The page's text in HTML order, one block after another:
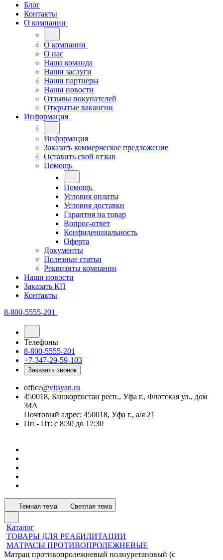
Блог
Контакты
О компании
О компании
О нас
Наша команда
Наши заслуги
Наши партнеры
Наши новости
Отзывы покупателей
Открытые вакансии
Информация
Информация
Заказать коммерческое предложение
Оставить свой отзыв
Помощь
Помощь
Условия оплаты
Условия доставки
Гарантия на товар
Вопрос-ответ
Конфиденциальность
Оферта
Документы
Полезные статьи
Реквизиты компании
Наши новости
Заказать КП
Контакты
8-800-5555-201
Телефоны
8-800-5555-201
+7-347-29-59-103
Заказать звонок
office@vitsyan.ru
450018, Башкортостан респ., Уфа г., Флотская ул., дом
34А
Почтовый адрес: 450018, Уфа г., а/я 21
Пн - Пт: с 8:30 до 17:30
Темная тема Светлая тема
Каталог
ТОВАРЫ ДЛЯ РЕАБИЛИТАЦИИ
МАТРАСЫ ПРОТИВОПРОЛЕЖНЕВЫЕ
Матрац противопролежневый полиуретановый (с